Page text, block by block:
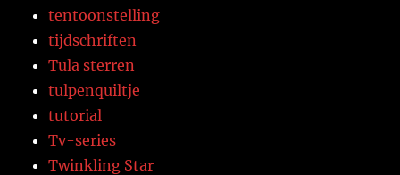
tentoonstelling
tijdschriften
Tula sterren
tulpenquiltje
tutorial
Tv-series
Twinkling Star